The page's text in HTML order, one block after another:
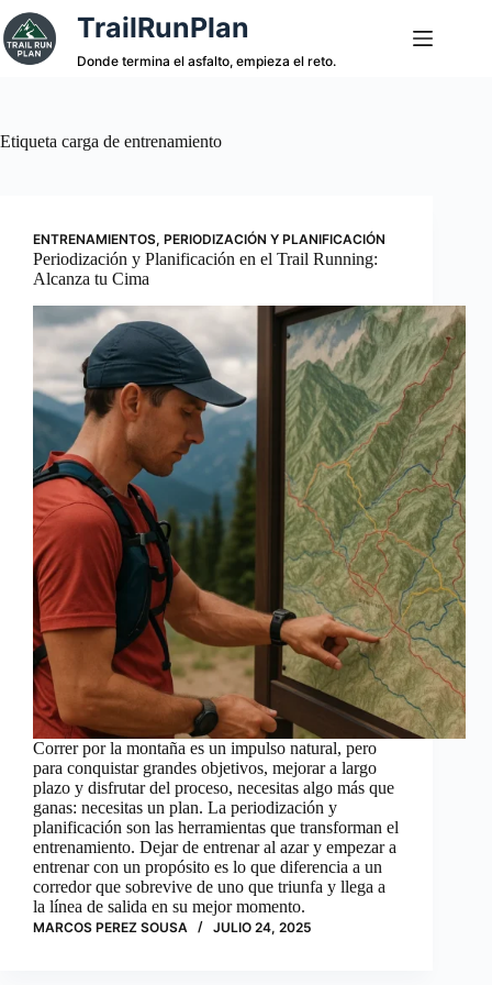
Saltar
al
contenido
TrailRunPlan
Donde termina el asfalto, empieza el reto.
Etiqueta carga de entrenamiento
ENTRENAMIENTOS, PERIODIZACIÓN Y PLANIFICACIÓN
Periodización y Planificación en el Trail Running:
Alcanza tu Cima
Correr por la montaña es un impulso natural, pero
para conquistar grandes objetivos, mejorar a largo
plazo y disfrutar del proceso, necesitas algo más que
ganas: necesitas un plan. La periodización y
planificación son las herramientas que transforman el
entrenamiento. Dejar de entrenar al azar y empezar a
entrenar con un propósito es lo que diferencia a un
corredor que sobrevive de uno que triunfa y llega a
la línea de salida en su mejor momento.
MARCOS PEREZ SOUSA JULIO 24, 2025